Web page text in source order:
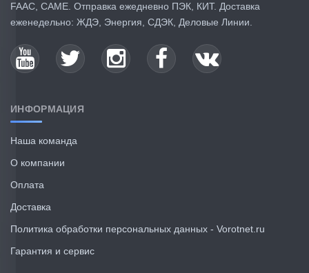
FAAC, CAME. Отправка ежедневно ПЭК, КИТ. Доставка
еженедельно: ЖДЭ, Энергия, СДЭК, Деловые Линии.
ИНФОРМАЦИЯ
Наша команда
О компании
Оплата
Доставка
Политика обработки персональных данных - Vorotnet.ru
Гарантия и сервис